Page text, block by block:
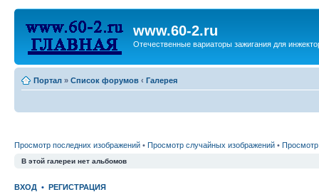
www.60-2.ru
Отечественные вариаторы зажигания для
Портал » Список форумов ‹ Галерея
Просмотр последних изображений • Просмотр случайных изображений • Просмотр
В этой галереи нет альбомов
ВХОД • РЕГИСТРАЦИЯ